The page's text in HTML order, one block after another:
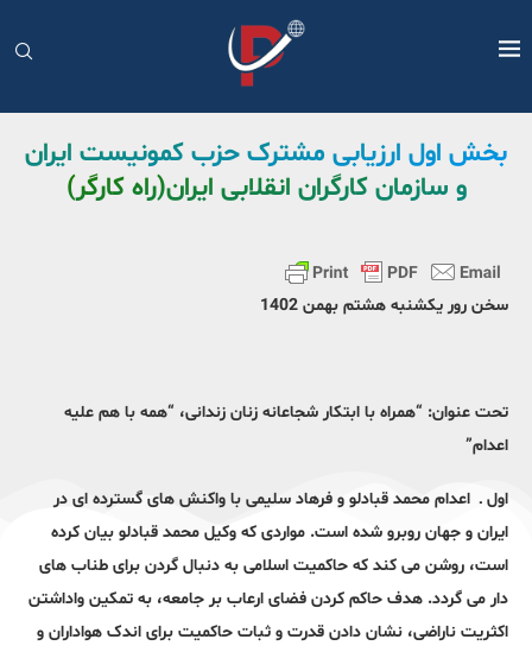
بخش اول ارزیابی مشترک حزب کمونیست ایران
و سازمان کارگران انقلابی ایران(راه کارگر)
سخن رور یکشنبه هشتم بهمن 1402
تحت عنوان: “همراه با ابتکار شجاعانه زنان زندانی، “همه با هم علیه
اعدام”
اول ـ اعدام محمد قبادلو و فرهاد سلیمی با واکنش های گسترده ای در
ایران و جهان روبرو شده است. مواردی که وکیل محمد قبادلو بیان کرده
است، روشن می کند که حاکمیت اسلامی به دنبال گردن برای طناب های
دار می گردد. هدف حاکم کردن فضای ارعاب بر جامعه، به تمکین واداشتن
اکثریت ناراضی، نشان دادن قدرت و ثبات حاکمیت برای اندک هواداران و